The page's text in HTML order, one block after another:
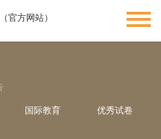
国际教育
优秀试卷